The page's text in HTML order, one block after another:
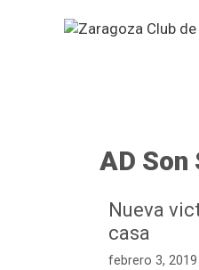
AD Son
Nueva
casa
febrero 3, 2019